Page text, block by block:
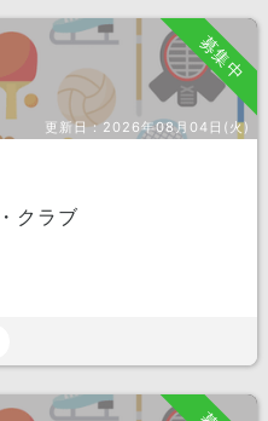
募集中
更新日：2026年08月04日(火)
クラブ